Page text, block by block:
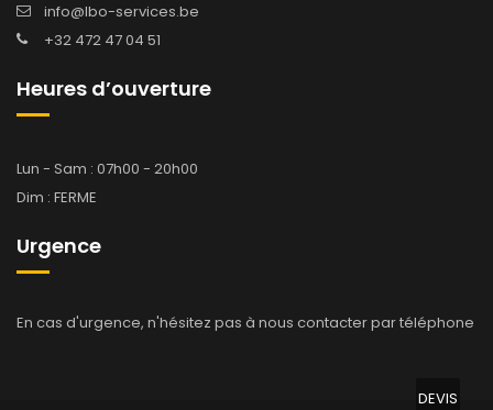
info@lbo-services.be
+32 472 47 04 51
Heures d’ouverture
Lun - Sam : 07h00 - 20h00
Dim : FERME
Urgence
En cas d'urgence, n'hésitez pas à nous contacter par téléphone
DEVIS